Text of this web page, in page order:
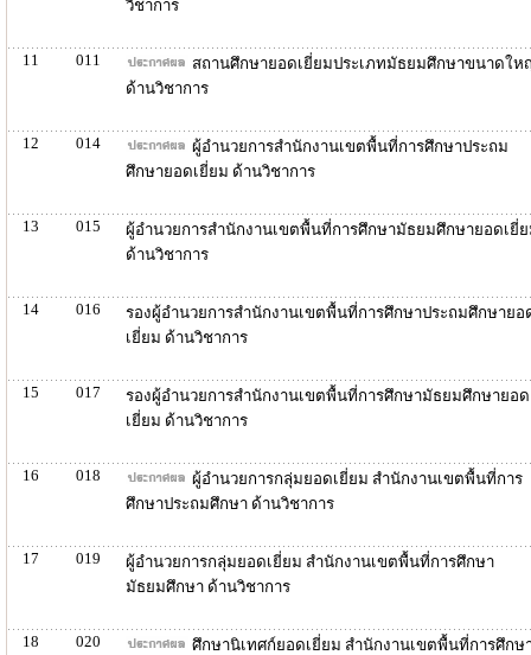
วิชาการ
11 011
สถานศึกษายอดเยี่ยมประเภทมัธยมศึกษาขนาดให
ด้านวิชาการ
12 014
ผู้อำนวยการสำนักงานเขตพื้นที่การศึกษาประถม
ศึกษายอดเยี่ยม ด้านวิชาการ
13 015
ผู้อำนวยการสำนักงานเขตพื้นที่การศึกษามัธยมศึกษายอดเยี่
ด้านวิชาการ
14 016
รองผู้อำนวยการสำนักงานเขตพื้นที่การศึกษาประถมศึกษายอ
เยี่ยม ด้านวิชาการ
15 017
รองผู้อำนวยการสำนักงานเขตพื้นที่การศึกษามัธยมศึกษายอด
เยี่ยม ด้านวิชาการ
16 018
ผู้อำนวยการกลุ่มยอดเยี่ยม สำนักงานเขตพื้นที่การ
ศึกษาประถมศึกษา ด้านวิชาการ
17 019
ผู้อำนวยการกลุ่มยอดเยี่ยม สำนักงานเขตพื้นที่การศึกษา
มัธยมศึกษา ด้านวิชาการ
18 020
ศึกษานิเทศก์ยอดเยี่ยม สำนักงานเขตพื้นที่การศึกษ